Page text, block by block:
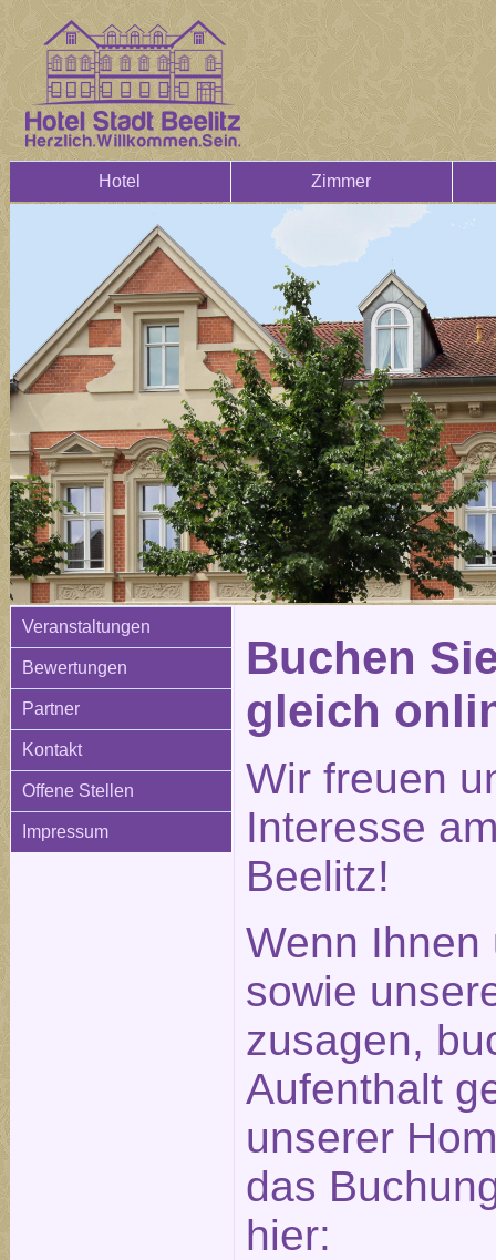
Hotel Zimmer
Veranstaltungen
Bewertungen
Partner
Kontakt
Offene Stellen
Impressum
Buchen
gleich
Wir freuen
Interesse
Beelitz!
Wenn Ihnen
sowie
zusagen,
Aufenthalt
unserer
das
hier: